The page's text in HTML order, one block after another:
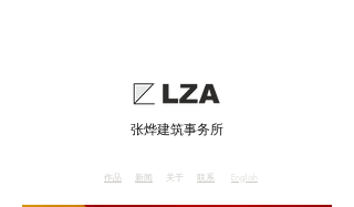
张烨建筑事务所
作品 新闻 关于 联系 English